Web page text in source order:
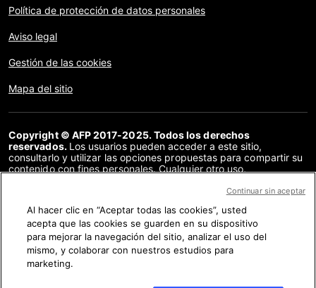
Política de protección de datos personales
Aviso legal
Gestión de las cookies
Mapa del sitio
Copyright © AFP 2017-2025. Todos los derechos
reservados. Los usuarios pueden acceder a este sitio,
consultarlo y utilizar las opciones propuestas para compartir su
contenido con fines personales. Cualquier otro uso,
distribución del contenido de este sitio, en su totalidad o en
acuerdo específico firmado con la AFP, está estrictamente
prohibido. Los elementos analizados en cada verificación se
presentan o se enlazan en tanto en cuanto son necesarios para
la correcta comprensión de la verificación en cuestión. La AFP
no cuenta con derechos sobre los autores ni sobre los
propietarios del copyright de estos contenidos de terceras
Al hacer clic en “Aceptar todas las cookies”, usted
acepta que las cookies se guarden en su dispositivo
para mejorar la navegación del sitio, analizar el uso del
mismo, y colaborar con nuestros estudios para
marketing.
Continuar sin aceptar